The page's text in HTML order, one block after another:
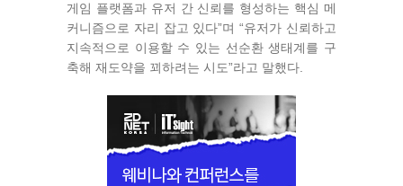
게임 플랫폼과 유저 간 신뢰를 형성하는 핵심 메
커니즘으로 자리 잡고 있다”며 “유저가 신뢰하고
지속적으로 이용할 수 있는 선순환 생태계를 구
축해 재도약을 꾀하려는 시도”라고 말했다.